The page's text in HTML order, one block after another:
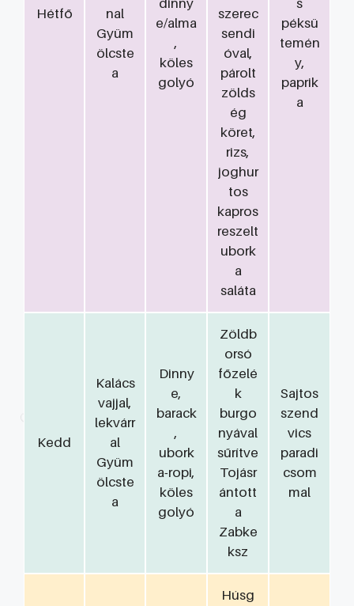
Hétfő
nal
Gyüm
ölcste
a
dinny
e/alma
,
köles
golyó
szerec
sendi
óval,
párolt
zölds
ég
köret,
rizs,
joghur
tos
kapros
reszelt
ubork
a
saláta
s
péksü
temén
y,
paprik
a
Kedd
Kalács
vajjal,
lekvárr
al
Gyüm
ölcste
a
Dinny
e,
barack
,
ubork
a-ropi,
köles
golyó
Zöldb
orsó
főzelé
k
burgo
nyával
sűrítve
Tojásr
ántott
a
Zabke
ksz
Sajtos
szend
vics
paradi
csom
mal
Húsg